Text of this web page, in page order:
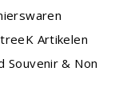
Artikelen
Souvenir & Non